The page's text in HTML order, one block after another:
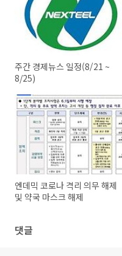
주간 경제뉴스 일정(8/21 ~
8/25)
엔데믹 코로나 격리 의무 해제
및 약국 마스크 해제
댓글